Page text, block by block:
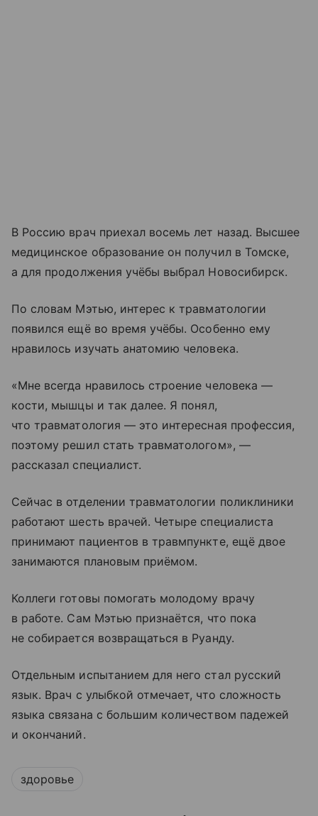
В Россию врач приехал восемь лет назад. Высшее
медицинское образование он получил в Томске,
а для продолжения учёбы выбрал Новосибирск.
По словам Мэтью, интерес к травматологии
появился ещё во время учёбы. Особенно ему
нравилось изучать анатомию человека.
«Мне всегда нравилось строение человека —
кости, мышцы и так далее. Я понял,
что травматология — это интересная профессия,
поэтому решил стать травматологом», —
рассказал специалист.
Сейчас в отделении травматологии поликлиники
работают шесть врачей. Четыре специалиста
принимают пациентов в травмпункте, ещё двое
занимаются плановым приёмом.
Коллеги готовы помогать молодому врачу
в работе. Сам Мэтью признаётся, что пока
не собирается возвращаться в Руанду.
Отдельным испытанием для него стал русский
язык. Врач с улыбкой отмечает, что сложность
языка связана с большим количеством падежей
и окончаний.
здоровье